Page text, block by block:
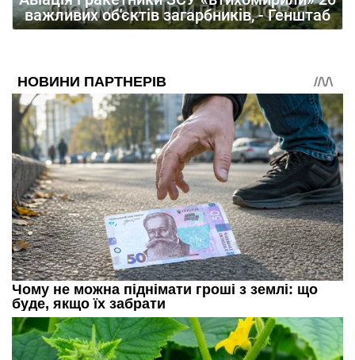
важливих об'єктів загарбників, - Генштаб